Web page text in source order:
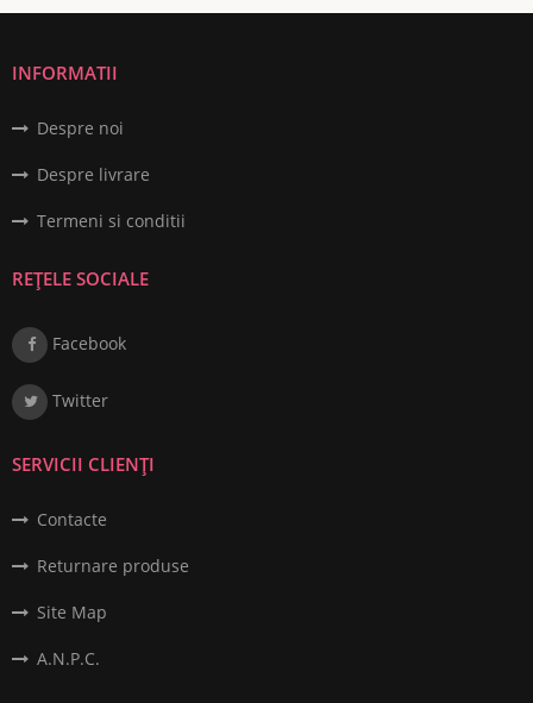
INFORMATII
Despre noi
Despre livrare
Termeni si conditii
REȚELE SOCIALE
Facebook
Twitter
SERVICII CLIENȚI
Contacte
Returnare produse
Site Map
A.N.P.C.